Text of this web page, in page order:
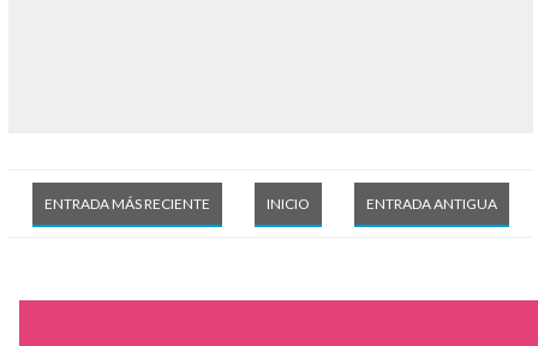
ENTRADA MÁS RECIENTE ENTRADA ANTIGUA
INICIO